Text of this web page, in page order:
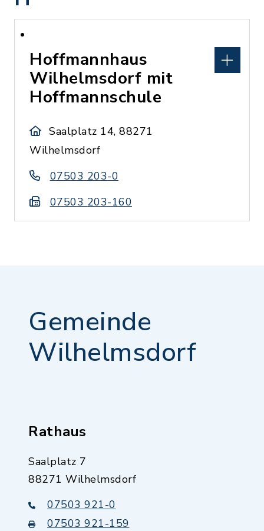
Hoffmannhaus
Wilhelmsdorf mit
Hoffmannschule
Saalplatz 14, 88271
Wilhelmsdorf
07503 203-0
07503 203-160
Gemeinde
Wilhelmsdorf
Rathaus
Saalplatz 7
88271 Wilhelmsdorf
07503 921-0
07503 921-159